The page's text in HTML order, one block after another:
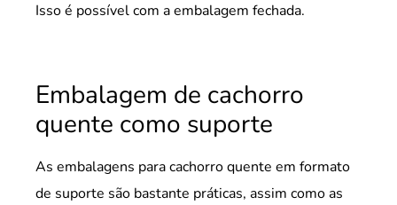
Isso é possível com a embalagem fechada.
Embalagem de cachorro
quente como suporte
As embalagens para cachorro quente em formato
de suporte são bastante práticas, assim como as